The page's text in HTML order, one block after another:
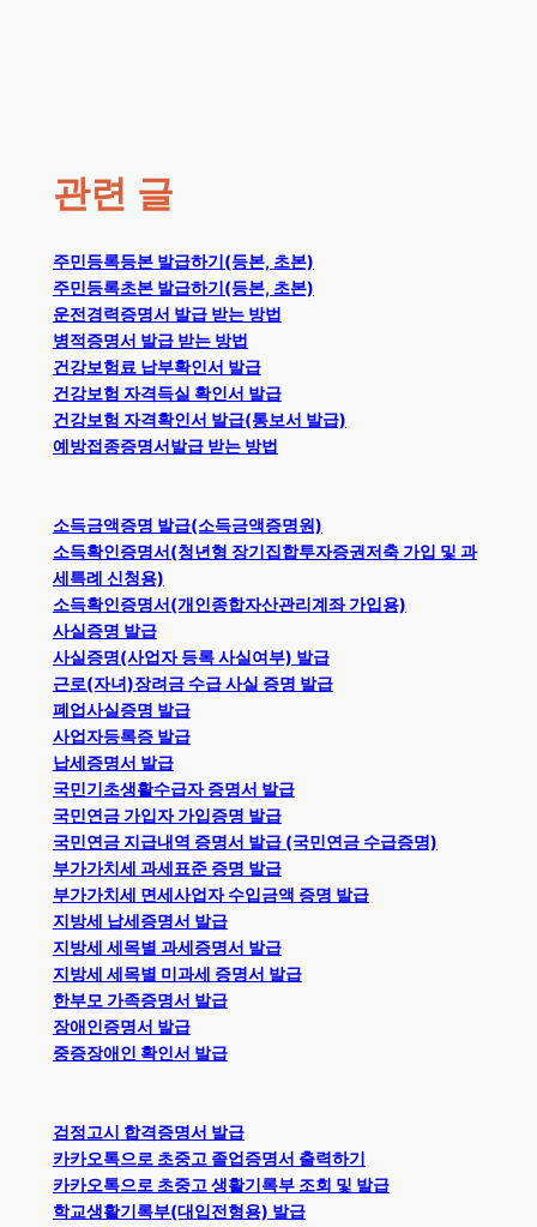
관련 글
주민등록등본 발급하기(등본, 초본)
주민등록초본 발급하기(등본, 초본)
운전경력증명서 발급 받는 방법
병적증명서 발급 받는 방법
건강보험료 납부확인서 발급
건강보험 자격득실 확인서 발급
건강보험 자격확인서 발급(통보서 발급)
예방접종증명서발급 받는 방법
소득금액증명 발급(소득금액증명원)
소득확인증명서(청년형 장기집합투자증권저축 가입 및 과
세특례 신청용)
소득확인증명서(개인종합자산관리계좌 가입용)
사실증명 발급
사실증명(사업자 등록 사실여부) 발급
근로(자녀)장려금 수급 사실 증명 발급
폐업사실증명 발급
사업자등록증 발급
납세증명서 발급
국민기초생활수급자 증명서 발급
국민연금 가입자 가입증명 발급
국민연금 지급내역 증명서 발급 (국민연금 수급증명)
부가가치세 과세표준 증명 발급
부가가치세 면세사업자 수입금액 증명 발급
지방세 납세증명서 발급
지방세 세목별 과세증명서 발급
지방세 세목별 미과세 증명서 발급
한부모 가족증명서 발급
장애인증명서 발급
중증장애인 확인서 발급
검정고시 합격증명서 발급
카카오톡으로 초중고 졸업증명서 출력하기
카카오톡으로 초중고 생활기록부 조회 및 발급
학교생활기록부(대입전형용) 발급